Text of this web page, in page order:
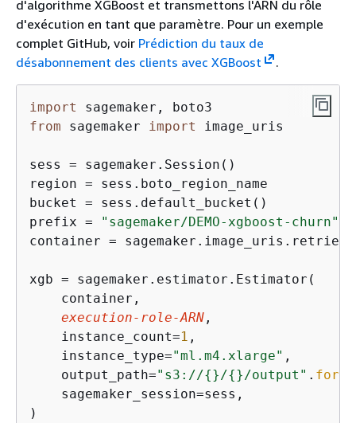
d'algorithme XGBoost et transmettons l'ARN du rôle
d'exécution en tant que paramètre. Pour un exemple
complet GitHub, voir Prédiction du taux de
désabonnement des clients avec XGBoost
.
import
from sagemaker import image_uris
sess = sagemaker.Session()
region = sess.boto_region_name
bucket = sess.default_bucket()
prefix =
"sagemaker/DEMO-xgboost-churn"
container =
xgb = sagemaker.estimator.Estimator(
    container,
execution-role-ARN ,
    instance_count=
1 ,
    instance_type=
"ml.m4.xlarge" ,
    output_path=
"s3://{}/{}/output" .
    sagemaker_session=sess,
)